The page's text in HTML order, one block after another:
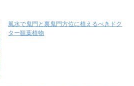
風水で鬼門と裏鬼門方位に植えるべきドク
ター観葉植物